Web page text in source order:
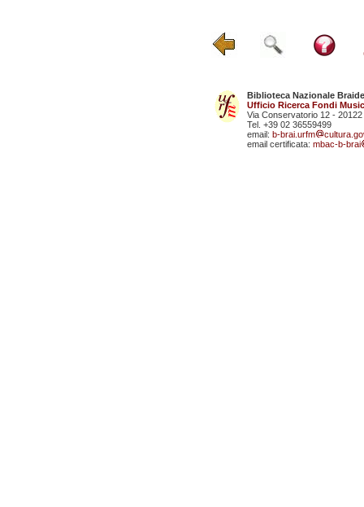
Biblioteca Nazionale
Ufficio Ricerca Fondi
Via Conservatorio 12 - 20122
Tel. +39 02 36559499
email: b-brai.urfm
email certificata: mbac-b-brai